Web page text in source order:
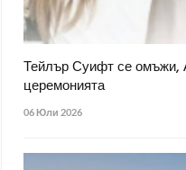
Тейлър Суифт се
церемонията
06 Юли 2026